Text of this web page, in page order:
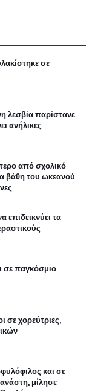
σε
λεσβία παρίστανε
ανήλικες
από σχολικό
βάθη του ωκεανού
τα
σε παγκόσμιο
σε χορεύτριες,
και σε
μίλησε